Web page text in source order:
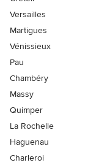
Versailles
Martigues
Vénissieux
Pau
Chambéry
Massy
Quimper
La Rochelle
Haguenau
Charleroi